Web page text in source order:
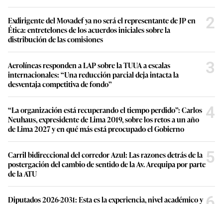
Exdirigente del Movadef ya no será el representante de JP en
Ética: entretelones de los acuerdos iniciales sobre la
distribución de las comisiones
2
Aerolíneas responden a LAP sobre la TUUA a escalas
internacionales: “Una reducción parcial deja intacta la
desventaja competitiva de fondo”
3
“La organización está recuperando el tiempo perdido”: Carlos
Neuhaus, expresidente de Lima 2019, sobre los retos a un año
de Lima 2027 y en qué más está preocupado el Gobierno
4
Carril bidireccional del corredor Azul: Las razones detrás de la
postergación del cambio de sentido de la Av. Arequipa por parte
de la ATU
5
Diputados 2026-2031: Esta es la experiencia, nivel académico y